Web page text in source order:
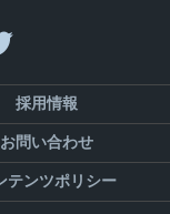
採用情報
お問い合わせ
テンツポリシー